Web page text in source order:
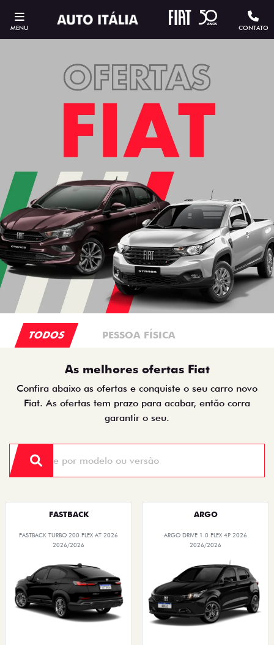
MENU CONTATO
TODOS PESSOA FÍSICA
As melhores ofertas Fiat
Confira abaixo as ofertas e conquiste o seu carro novo
Fiat. As ofertas tem prazo para acabar, então corra
garantir o seu.
FASTBACK
FASTBACK TURBO 200 FLEX AT 2026
2026/2026
ARGO
ARGO DRIVE 1.0 FLEX 4P 2026
2026/2026